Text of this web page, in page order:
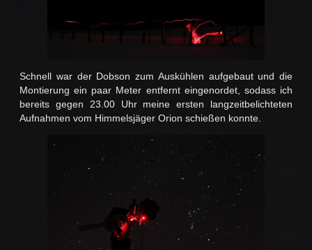
Schnell war der Dobson zum Auskühlen aufgebaut und die
Montierung ein paar Meter entfernt eingenordet, sodass ich
bereits gegen 23.00 Uhr meine ersten langzeitbelichteten
Aufnahmen vom Himmelsjäger Orion schießen konnte.